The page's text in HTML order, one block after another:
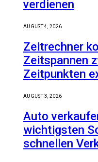
verdienen
AUGUST 4, 2026
Zeitrechner
Zeitspannen
Zeitpunkten
AUGUST 3, 2026
Auto
wichtigsten
schnellen